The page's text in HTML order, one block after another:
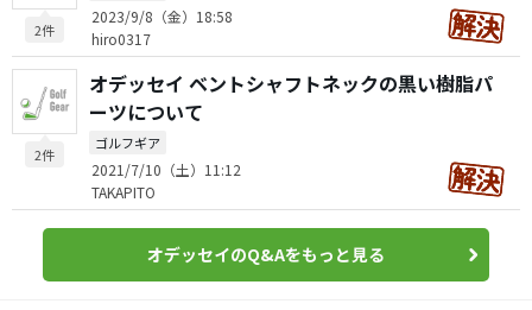
2件
2023/9/8（金）18:58
hiro0317
2件
オデッセイ ベントシャフトネックの黒い樹脂パ
ーツについて
ゴルフギア
2021/7/10（土）11:12
TAKAPITO
オデッセイのQ&Aをもっと見る